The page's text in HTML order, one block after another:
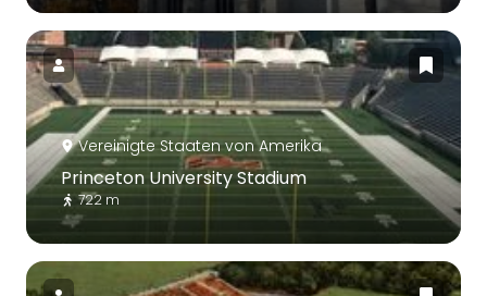
Vereinigte Staaten von Amerika
Princeton University Stadium
722 m